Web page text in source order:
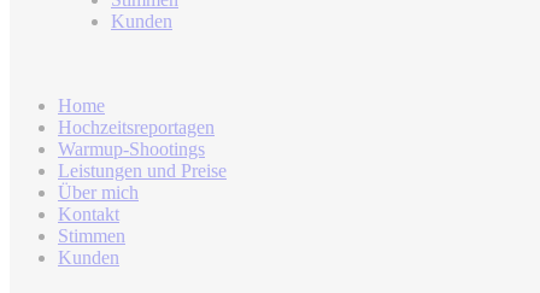
Kunden
Home
Hochzeitsreportagen
Warmup-Shootings
Leistungen und Preise
Über mich
Kontakt
Stimmen
Kunden